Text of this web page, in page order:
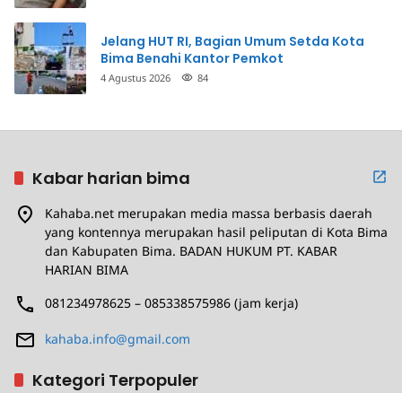
Jelang HUT RI, Bagian Umum Setda Kota
Bima Benahi Kantor Pemkot
4 Agustus 2026 84
Kabar harian bima
Kahaba.net merupakan media massa berbasis daerah
yang kontennya merupakan hasil peliputan di Kota Bima
dan Kabupaten Bima. BADAN HUKUM PT. KABAR
HARIAN BIMA
081234978625 – 085338575986 (jam kerja)
kahaba.info@gmail.com
Kategori Terpopuler